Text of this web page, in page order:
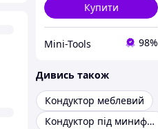
Купити
Mini-Tools 98%
Дивись також
Кондуктор меблевий
Кондуктор під минификс